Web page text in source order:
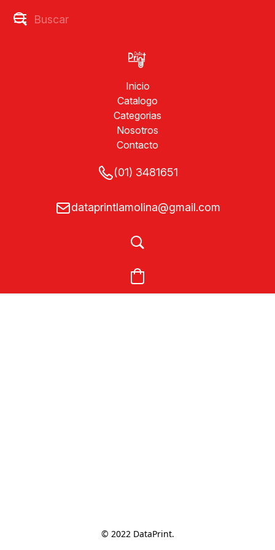
Inicio
Catalogo
Categorias
Nosotros
Contacto
(01) 3481651
dataprintlamolina@gmail.com
© 2022 DataPrint.